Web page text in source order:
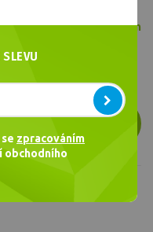
Skladem
zpracováním
obchodního